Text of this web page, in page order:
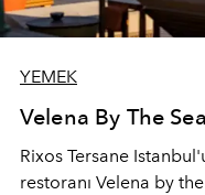
YEMEK
Velena By The
Rixos Tersane
restoranı Velena by